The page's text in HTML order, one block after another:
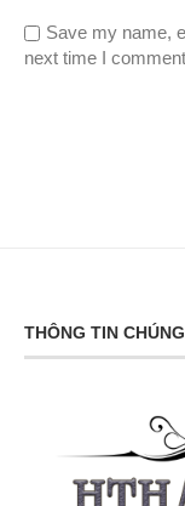
Save my name,
next time I
THÔNG TIN